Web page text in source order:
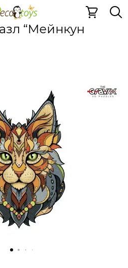
2D пазли Дерев'яні 2D
“Мейнкун